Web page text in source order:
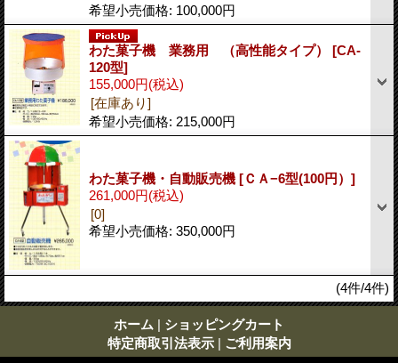
希望小売価格: 100,000円
わた菓子機 業務用 （高性能タイプ） [CA-
120型]
155,000円(税込)
[在庫あり]
希望小売価格: 215,000円
わた菓子機・自動販売機 [ＣＡ−6型(100円）]
261,000円(税込)
[0]
希望小売価格: 350,000円
(4件/4件)
ホーム | ショッピングカート
特定商取引法表示 | ご利用案内